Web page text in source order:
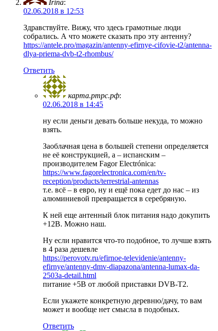
Irina:
02.06.2018 в 12:53
Здравствуйте. Вижу, что здесь грамотные люди
собрались. А что можете сказать про эту антенну?
https://antele.pro/magazin/antenny-efirnye-cifovie-t2/antenna-
dlya-priema-dvb-t2-rhombus/
Ответить
карта.ртрс.рф:
02.06.2018 в 14:45
ну если деньги девать больше некуда, то можно
взять.
Заоблачная цена в большей степени определяется
не её конструкцией, а – испанским –
производителем Fagor Electrónica:
https://www.fagorelectronica.com/en/tv-
reception/products/terrestrial-antennas
т.е. всё – в евро, ну и ещё пока едет до нас – из
алюминиевой превращается в серебряную.
К ней еще антенный блок питания надо докупить
+12В. Можно наш.
Ну если нравится что-то подобное, то лучше взять
в 4 раза дешевле
https://perovotv.ru/efirnoe-televidenie/antenny-
efirnye/antenny-dmv-diapazona/antenna-lumax-da-
2503a-detail.html
питание +5В от любой приставки DVB-T2.
Если укажете конкретную деревню/дачу, то вам
может и вообще нет смысла в подобных.
Ответить